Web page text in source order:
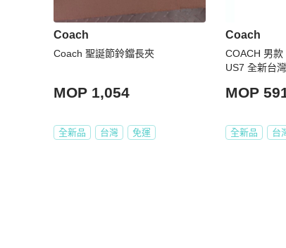
Coach
Coach 聖誕節鈴鐺長夾
MOP 1,054
全新品 台灣 免運
Coach
COACH 男款 藍色 恐龍馬車 拖鞋
US7 全新
MOP
全新品 台